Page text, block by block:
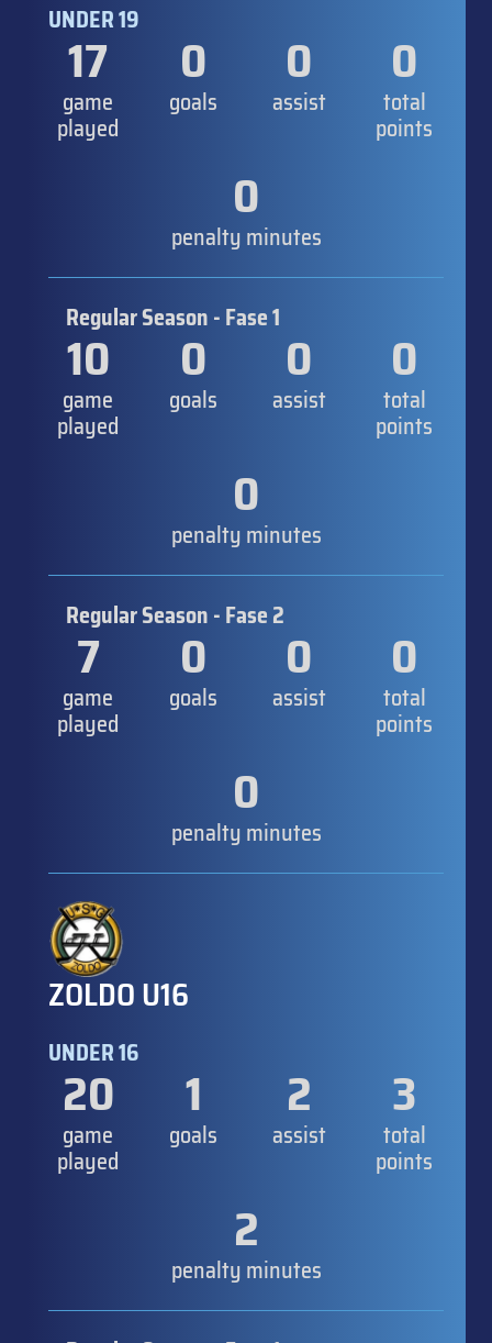
UNDER 19
17
game
played
0
goals
0
assist
0
total
points
0
penalty minutes
Regular Season - Fase 1
10
game
played
0
goals
0
assist
0
total
points
0
penalty minutes
Regular Season - Fase 2
7
game
played
0
goals
0
assist
0
total
points
0
penalty minutes
ZOLDO U16
UNDER 16
20
game
played
1
goals
2
assist
3
total
points
2
penalty minutes